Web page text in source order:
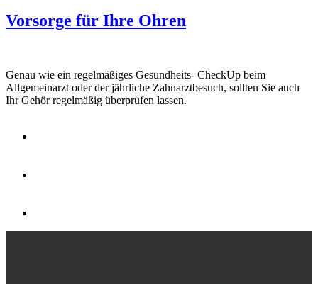
Vorsorge für Ihre Ohren
Genau wie ein regelmäßiges Gesundheits- CheckUp beim
Allgemeinarzt oder der jährliche Zahnarztbesuch, sollten Sie auch
Ihr Gehör regelmäßig überprüfen lassen.